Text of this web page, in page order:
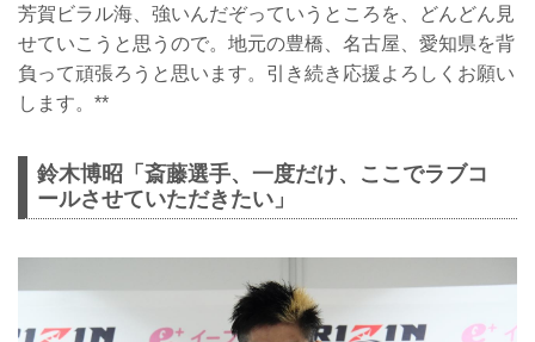
芳賀ビラル海、強いんだぞっていうところを、どんどん見
せていこうと思うので。地元の豊橋、名古屋、愛知県を背
負って頑張ろうと思います。引き続き応援よろしくお願い
します。**
鈴木博昭「斎藤選手、一度だけ、ここでラブコ
ールさせていただきたい」